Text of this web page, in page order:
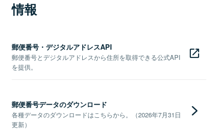
情報
郵便番号・デジタルアドレスAPI
郵便番号とデジタルアドレスから住所を取得できる公式API
を提供。
郵便番号データのダウンロード
各種データのダウンロードはこちらから。（2026年7月31日
更新）